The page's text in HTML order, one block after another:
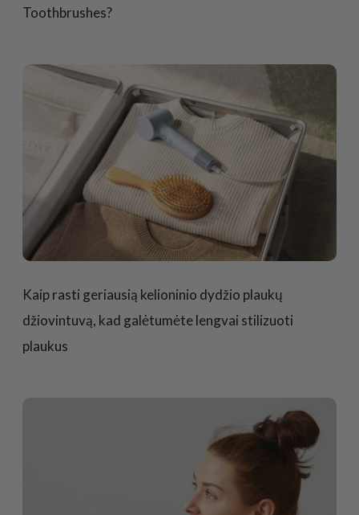
Toothbrushes?
Kaip rasti geriausią kelioninio dydžio plaukų
džiovintuvą, kad galėtumėte lengvai stilizuoti
plaukus